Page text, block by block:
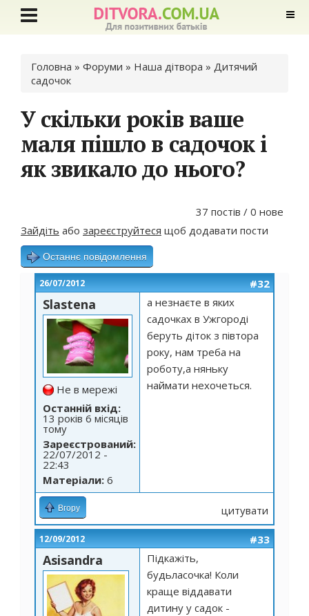
Ви є тут
Головна » Форуми » Наша дітвора » Дитячий
садочок
У скільки років ваше
маля пішло в садочок і
як звикало до нього?
37 постів / 0 нове
Зайдіть або зареєструйтеся щоб додавати пости
Останнє повідомлення
26/07/2012 #32
Slastena
Не в мережі
Останній вхід:
13 років 6 місяців
тому
Зареєстрований:
22/07/2012 -
22:43
Матеріали: 6
а незнаєте в яких
садочках в Ужгороді
беруть діток з півтора
року, нам треба на
роботу,а няньку
наймати нехочеться.
Вгору цитувати
12/09/2012 #33
Asisandra
Підкажіть,
будьласочка! Коли
краще віддавати
дитину у садок -